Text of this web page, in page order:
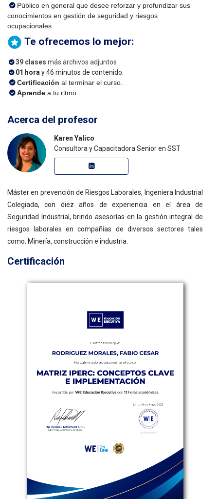
Público en general que desee reforzar y profundizar sus
conocimientos en gestión de seguridad y riesgos
ocupacionales
Te ofrecemos lo mejor:
39 clases más archivos adjuntos
01 horay 46 minutos de contenido.
Certificación al terminar el curso.
Aprende a tu ritmo.
Acerca del profesor
Karen Yalico
Consultora y Capacitadora Senior en SST
Máster en prevención de Riesgos Laborales, Ingeniera Industrial
Colegiada, con diez años de experiencia en el área de
Seguridad Industrial, brindo asesorías en la gestión integral de
riesgos laborales en compañías de diversos sectores tales
como: Minería, construcción e industria.
Certificación